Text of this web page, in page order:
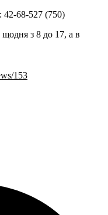
42-68-527 (750)
з 8 до 17, а в
153